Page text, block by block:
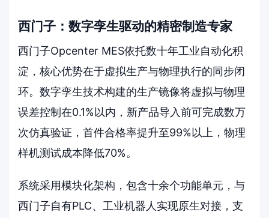
西门子：数字孪生驱动的精密制造专家
西门子Opcenter MES依托数十年工业自动化积
淀，核心优势在于虚拟生产与物理执行的同步闭
环。数字孪生技术构建的生产镜像将虚拟与物理
误差控制在0.1%以内，新产品导入前可完成数万
次仿真验证，首件合格率提升至99%以上，物理
样机测试成本降低70%。
系统采用模块化架构，包含十余个功能单元，与
西门子自有PLC、工业机器人实现原生对接，支